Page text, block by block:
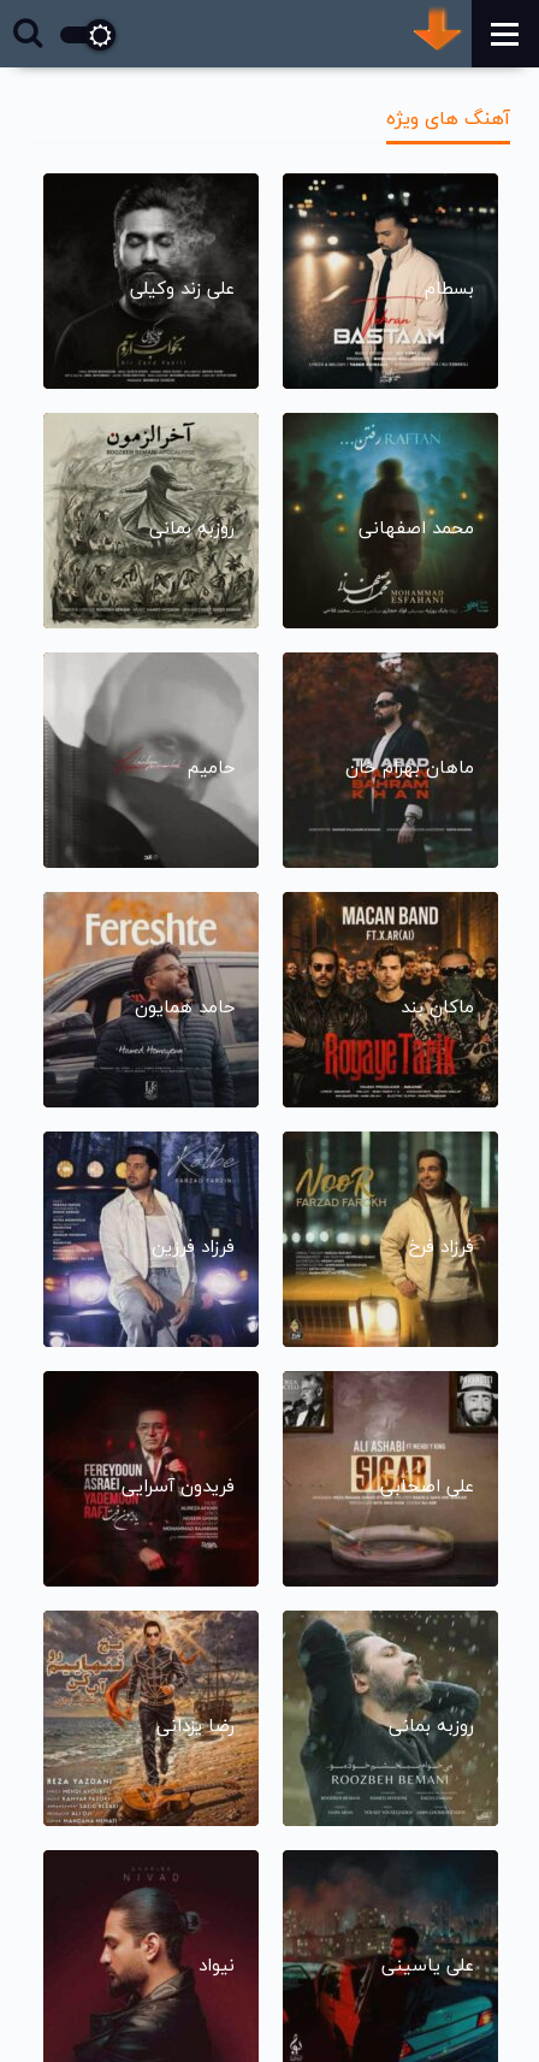
آهنگ های ویژه
بسطام علی زند وکیلی
محمد اصفهانی روزبه بمانی
ماهان بهرام خان حامیم
ماکان بند حامد همایون
فرزاد فرخ فرزاد فرزین
علی اصحابی فریدون آسرایی
روزبه بمانی رضا یزدانی
علی یاسینی نیواد